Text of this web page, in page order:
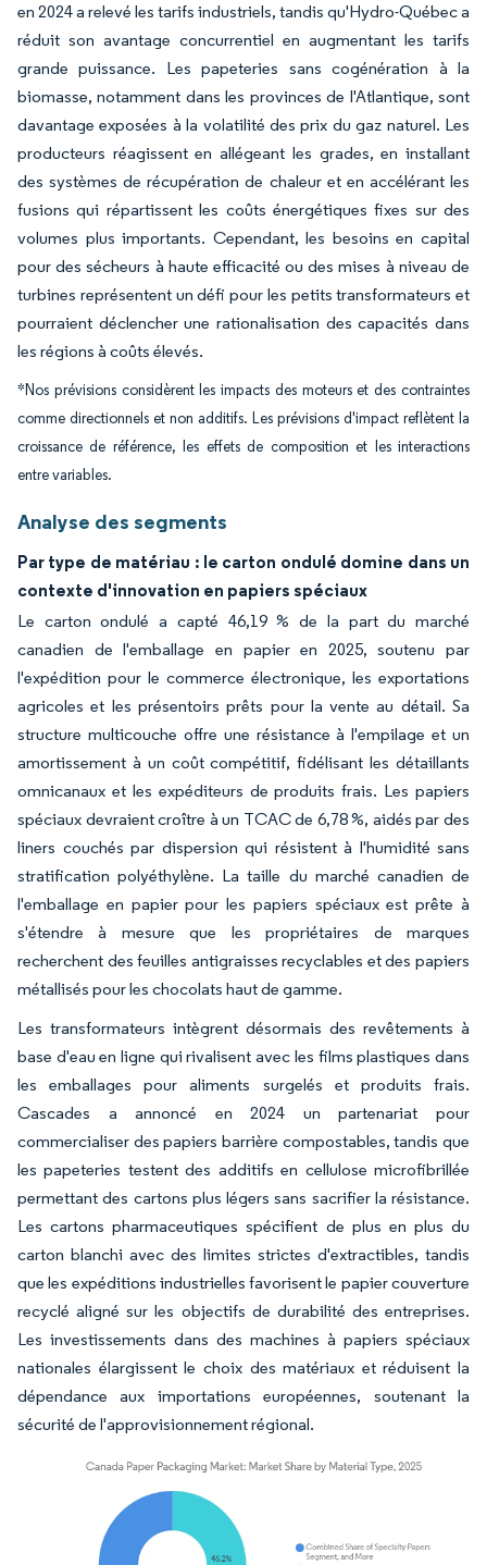
en 2024 a relevé les tarifs industriels, tandis qu'Hydro-Québec a
réduit son avantage concurrentiel en augmentant les tarifs
grande puissance. Les papeteries sans cogénération à la
biomasse, notamment dans les provinces de l'Atlantique, sont
davantage exposées à la volatilité des prix du gaz naturel. Les
producteurs réagissent en allégeant les grades, en installant
des systèmes de récupération de chaleur et en accélérant les
fusions qui répartissent les coûts énergétiques fixes sur des
volumes plus importants. Cependant, les besoins en capital
pour des sécheurs à haute efficacité ou des mises à niveau de
turbines représentent un défi pour les petits transformateurs et
pourraient déclencher une rationalisation des capacités dans
les régions à coûts élevés.
*Nos prévisions considèrent les impacts des moteurs et des contraintes
comme directionnels et non additifs. Les prévisions d'impact reflètent la
croissance de référence, les effets de composition et les interactions
entre variables.
Analyse des segments
Par type de matériau : le carton ondulé domine dans un
contexte d'innovation en papiers spéciaux
Le carton ondulé a capté 46,19 % de la part du marché
canadien de l'emballage en papier en 2025, soutenu par
l'expédition pour le commerce électronique, les exportations
agricoles et les présentoirs prêts pour la vente au détail. Sa
structure multicouche offre une résistance à l'empilage et un
amortissement à un coût compétitif, fidélisant les détaillants
omnicanaux et les expéditeurs de produits frais. Les papiers
spéciaux devraient croître à un TCAC de 6,78 %, aidés par des
liners couchés par dispersion qui résistent à l'humidité sans
stratification polyéthylène. La taille du marché canadien de
l'emballage en papier pour les papiers spéciaux est prête à
s'étendre à mesure que les propriétaires de marques
recherchent des feuilles antigraisses recyclables et des papiers
métallisés pour les chocolats haut de gamme.
Les transformateurs intègrent désormais des revêtements à
base d'eau en ligne qui rivalisent avec les films plastiques dans
les emballages pour aliments surgelés et produits frais.
Cascades a annoncé en 2024 un partenariat pour
commercialiser des papiers barrière compostables, tandis que
les papeteries testent des additifs en cellulose microfibrillée
permettant des cartons plus légers sans sacrifier la résistance.
Les cartons pharmaceutiques spécifient de plus en plus du
carton blanchi avec des limites strictes d'extractibles, tandis
que les expéditions industrielles favorisent le papier couverture
recyclé aligné sur les objectifs de durabilité des entreprises.
Les investissements dans des machines à papiers spéciaux
nationales élargissent le choix des matériaux et réduisent la
dépendance aux importations européennes, soutenant la
sécurité de l'approvisionnement régional.